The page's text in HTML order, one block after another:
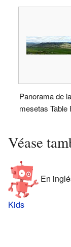
Panorama de
mesetas Table
Véase
En
Kids